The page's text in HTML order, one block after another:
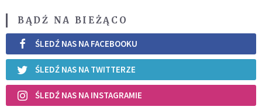
BĄDŹ NA BIEŻĄCO
ŚLEDŹ NAS NA FACEBOOKU
ŚLEDŹ NAS NA TWITTERZE
ŚLEDŹ NAS NA INSTAGRAMIE